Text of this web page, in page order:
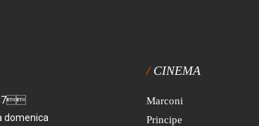
domenica
CINEMA
Marconi
Principe